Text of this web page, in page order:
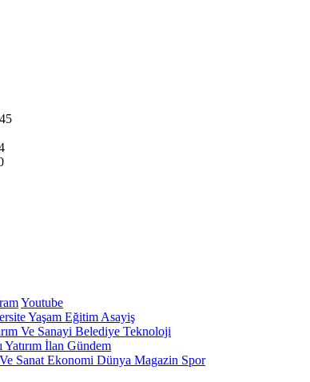
Youtube
Yaşam Eğitim Asayiş
Ve Sanayi Belediye Teknoloji
Yatırım İlan Gündem
Sanat Ekonomi Dünya Magazin Spor